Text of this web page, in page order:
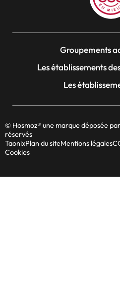
Groupements
Les établissements
Les
© Hosmoz® une marque déposée
réservés
TaonixPlan du siteMentions légales
Cookies